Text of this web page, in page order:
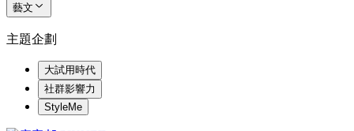
藝文
主題企劃
大試用時代
社群影響力
StyleMe